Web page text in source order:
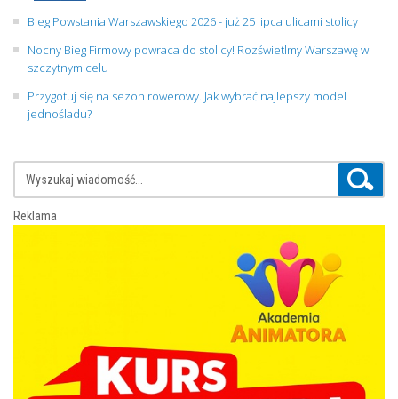
Bieg Powstania Warszawskiego 2026 - już 25 lipca ulicami stolicy
Nocny Bieg Firmowy powraca do stolicy! Rozświetlmy Warszawę w
szczytnym celu
Przygotuj się na sezon rowerowy. Jak wybrać najlepszy model
jednośladu?
Reklama